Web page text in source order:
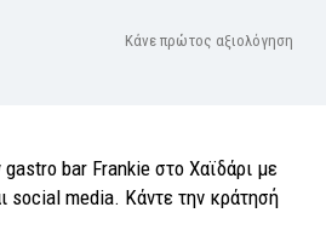
Κάνε πρώτος αξιολόγηση
bar Frankie στο Χαϊδάρι με
social media. Κάντε την κράτησή